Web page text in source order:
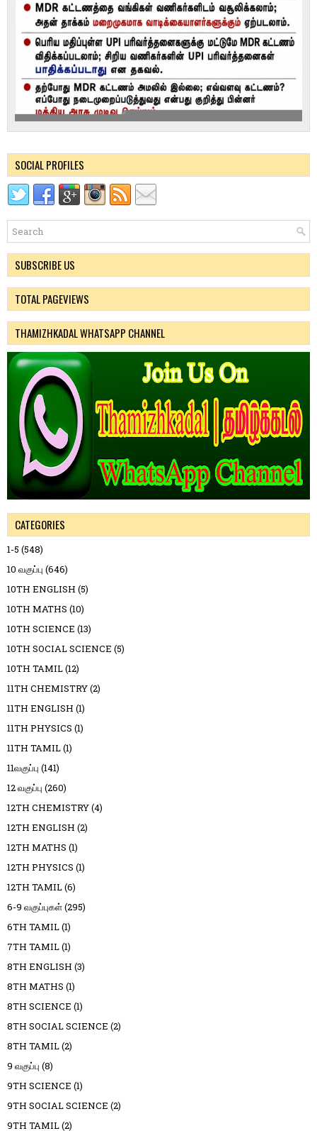
SOCIAL PROFILES
SUBSCRIBE US
TOTAL PAGEVIEWS
THAMIZHKADAL WHATSAPP CHANNEL
CATEGORIES
1-5 (548)
10 வகுப்பு (646)
10TH ENGLISH (5)
10TH MATHS (10)
10TH SCIENCE (13)
10TH SOCIAL SCIENCE (5)
10TH TAMIL(12)
11TH CHEMISTRY(2)
11TH ENGLISH (1)
11TH PHYSICS (1)
11TH TAMIL(1)
11வகுப்பு (141)
12 வகுப்பு (260)
12TH CHEMISTRY(4)
12TH ENGLISH (2)
12TH MATHS (1)
12TH PHYSICS (1)
12TH TAMIL(6)
6-9 வகுப்புகள்(295)
6TH TAMIL(1)
7TH TAMIL(1)
8TH ENGLISH (3)
8TH MATHS (1)
8TH SCIENCE (1)
8TH SOCIAL SCIENCE (2)
8TH TAMIL(2)
9 வகுப்பு (8)
9TH SCIENCE (1)
9TH SOCIAL SCIENCE (2)
9TH TAMIL(2)